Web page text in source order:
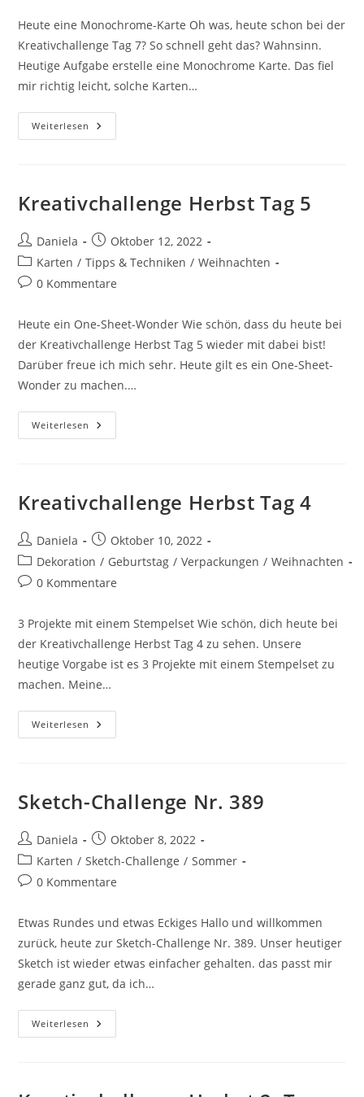
Heute eine Monochrome-Karte Oh was, heute schon bei der
Kreativchallenge Tag 7? So schnell geht das? Wahnsinn.
Heutige Aufgabe erstelle eine Monochrome Karte. Das fiel
mir richtig leicht, solche Karten…
Weiterlesen
Kreativchallenge Herbst Tag 5
Daniela
Oktober 12, 2022
Karten / Tipps & Techniken / Weihnachten
0 Kommentare
Heute ein One-Sheet-Wonder Wie schön, dass du heute bei
der Kreativchallenge Herbst Tag 5 wieder mit dabei bist!
Darüber freue ich mich sehr. Heute gilt es ein One-Sheet-
Wonder zu machen.…
Weiterlesen
Kreativchallenge Herbst Tag 4
Daniela
Oktober 10, 2022
Dekoration / Geburtstag / Verpackungen / Weihnachten
0 Kommentare
3 Projekte mit einem Stempelset Wie schön, dich heute bei
der Kreativchallenge Herbst Tag 4 zu sehen. Unsere
heutige Vorgabe ist es 3 Projekte mit einem Stempelset zu
machen. Meine…
Weiterlesen
Sketch-Challenge Nr. 389
Daniela
Oktober 8, 2022
Karten / Sketch-Challenge / Sommer
0 Kommentare
Etwas Rundes und etwas Eckiges Hallo und willkommen
zurück, heute zur Sketch-Challenge Nr. 389. Unser heutiger
Sketch ist wieder etwas einfacher gehalten. das passt mir
gerade ganz gut, da ich…
Weiterlesen